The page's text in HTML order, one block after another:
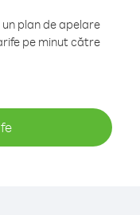
plan de apelare
pe minut către